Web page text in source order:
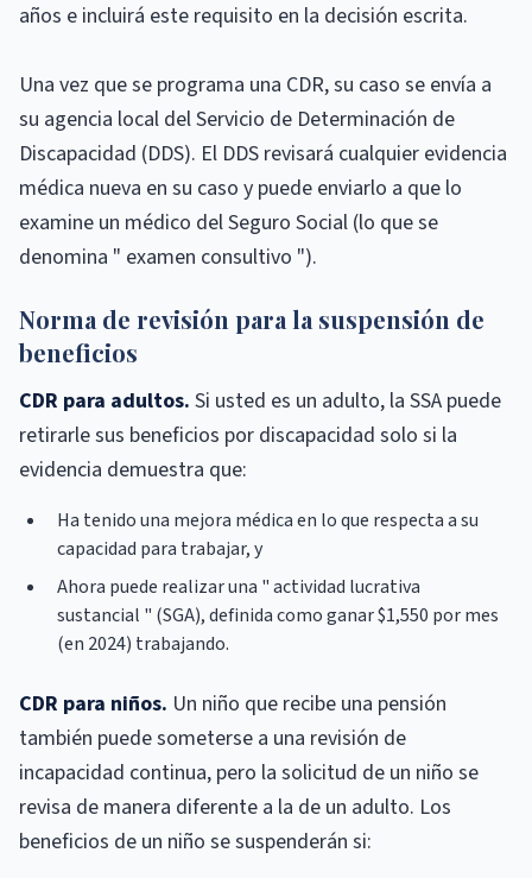
años e incluirá este requisito en la decisión escrita.
Una vez que se programa una CDR, su caso se envía a
su agencia local del Servicio de Determinación de
Discapacidad (DDS). El DDS revisará cualquier evidencia
médica nueva en su caso y puede enviarlo a que lo
examine un médico del Seguro Social (lo que se
denomina " examen consultivo ").
Norma de revisión para la suspensión de
beneficios
CDR para adultos. Si usted es un adulto, la SSA puede
retirarle sus beneficios por discapacidad solo si la
evidencia demuestra que:
Ha tenido una mejora médica en lo que respecta a su
capacidad para trabajar, y
Ahora puede realizar una " actividad lucrativa
sustancial " (SGA), definida como ganar $1,550 por mes
(en 2024) trabajando.
CDR para niños. Un niño que recibe una pensión
también puede someterse a una revisión de
incapacidad continua, pero la solicitud de un niño se
revisa de manera diferente a la de un adulto. Los
beneficios de un niño se suspenderán si: